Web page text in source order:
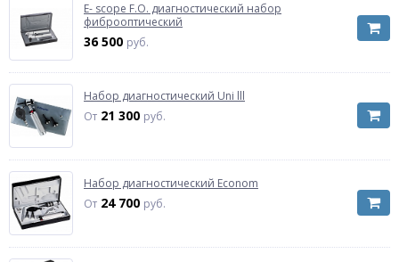
E- scope F.O. диагностический набор
фиброоптический
36 500 руб.
Набор диагностический Uni lll
От 21 300 руб.
Набор диагностический Econom
От 24 700 руб.